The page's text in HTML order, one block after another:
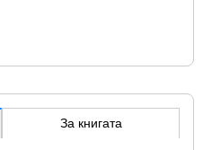
За книгата